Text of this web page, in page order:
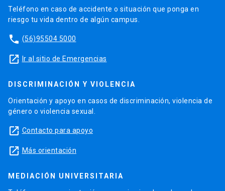
Teléfono en caso de accidente o situación que ponga en
riesgo tu vida dentro de algún campus.
phone (56)95504 5000
launch Ir al sitio de Emergencias
DISCRIMINACIÓN Y VIOLENCIA
Orientación y apoyo en casos de discriminación, violencia de
género o violencia sexual.
launch Contacto para apoyo
launch Más orientación
MEDIACIÓN UNIVERSITARIA